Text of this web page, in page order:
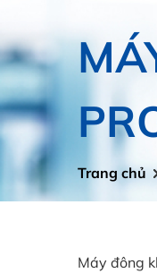
Trang chủ
Máy đông